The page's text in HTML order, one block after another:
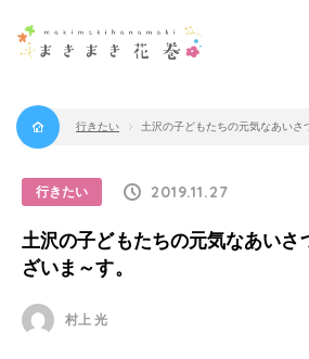
行きたい 土沢の子どもたちの元気なあいさ
行きたい 2019.11.27
土沢の子どもたちの元気なあいさ
ざいま～す。
村上 光